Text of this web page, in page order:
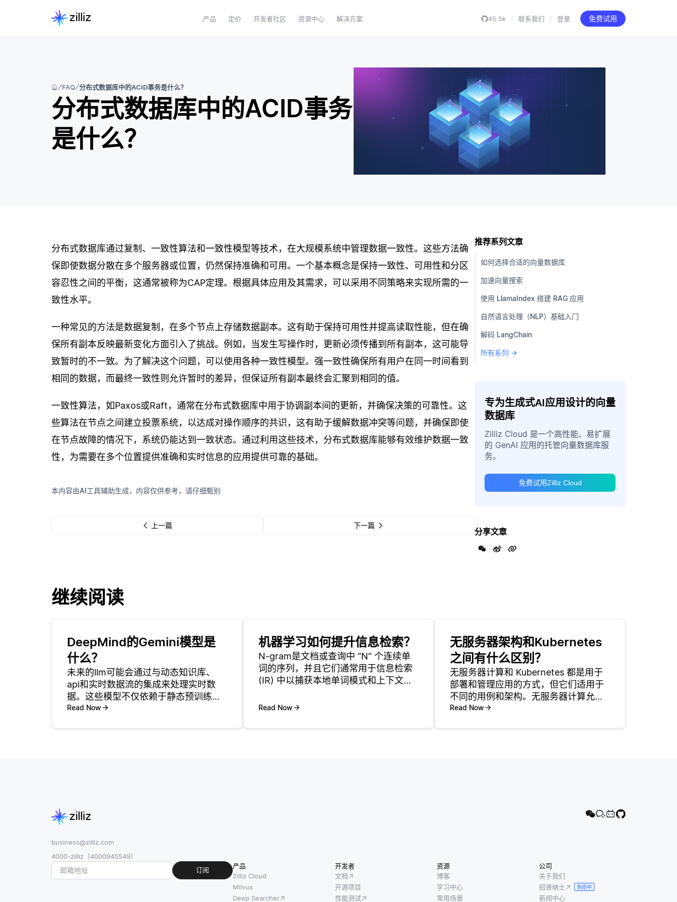
产品 定价 开发者社区 资源中心 解决方案 45.5k 联系我们 登录 免费试用
FAQ 分布式数据库中的ACID事务是什么？
分布式数据库中的ACID事务
是什么？
分布式数据库通过复制、一致性算法和一致性模型等技术，在大规模系统中管理数据一致性。这些方法确
保即使数据分散在多个服务器或位置，仍然保持准确和可用。一个基本概念是保持一致性、可用性和分区
容忍性之间的平衡，这通常被称为CAP定理。根据具体应用及其需求，可以采用不同策略来实现所需的一
致性水平。
一种常见的方法是数据复制，在多个节点上存储数据副本。这有助于保持可用性并提高读取性能，但在确
保所有副本反映最新变化方面引入了挑战。例如，当发生写操作时，更新必须传播到所有副本，这可能导
致暂时的不一致。为了解决这个问题，可以使用各种一致性模型。强一致性确保所有用户在同一时间看到
相同的数据，而最终一致性则允许暂时的差异，但保证所有副本最终会汇聚到相同的值。
一致性算法，如Paxos或Raft，通常在分布式数据库中用于协调副本间的更新，并确保决策的可靠性。这
些算法在节点之间建立投票系统，以达成对操作顺序的共识，这有助于缓解数据冲突等问题，并确保即使
在节点故障的情况下，系统仍能达到一致状态。通过利用这些技术，分布式数据库能够有效维护数据一致
性，为需要在多个位置提供准确和实时信息的应用提供可靠的基础。
本内容由AI工具辅助生成，内容仅供参考，请仔细甄别
上一篇 下一篇
推荐系列文章
如何选择合适的向量数据库
加速向量搜索
使用 LlamaIndex 搭建 RAG 应用
自然语言处理（NLP）基础入门
解码 LangChain
所有系列 →
专为生成式AI应用设计的向量
数据库
Zilliz Cloud 是一个高性能、易扩展
的 GenAI 应用的托管向量数据库服
务。
免费试用Zilliz Cloud
分享文章
继续阅读
DeepMind的Gemini模型是
什么？
未来的llm可能会通过与动态知识库、
api和实时数据流的集成来处理实时数
据。这些模型不仅依赖于静态预训练，
还将访问外部资源以检索最新信息，从
Read Now
机器学习如何提升信息检索？
N-gram是文档或查询中 “N” 个连续单
词的序列，并且它们通常用于信息检索
(IR) 中以捕获本地单词模式和上下文信
词，而三元组是指三个连续的单词。 在
Read Now
无服务器架构和Kubernetes
之间有什么区别？
无服务器计算和 Kubernetes 都是用于
部署和管理应用的方式，但它们适用于
不同的用例和架构。无服务器计算允许
开发者在无需管理服务器或基础设施的
Read Now
business@zilliz.com
4000-zilliz（4000945549）
订阅
产品
Zilliz Cloud
Milvus
Deep Searcher
开发者
文档
开源项目
性能测试
资源
博客
学习中心
常用场景
公司
关于我们
招贤纳士
热招中
新闻中心